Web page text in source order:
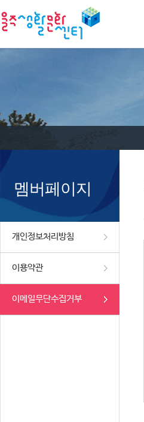
멤버페이지
개인정보처리방침
이용약관
이메일무단수집거부